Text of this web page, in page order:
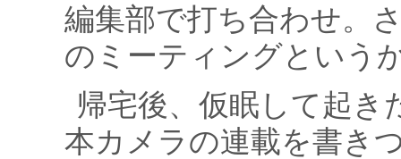
編集部で打ち合わせ。
のミーティングという
帰宅後、仮眠して起き
本カメラの連載を書き